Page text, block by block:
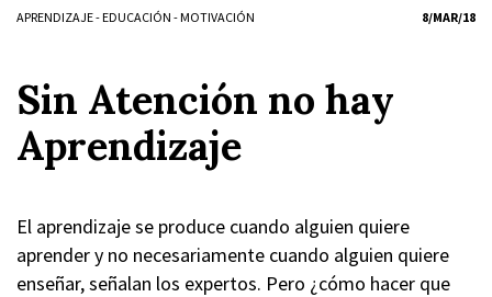
APRENDIZAJE-EDUCACIÓN -MOTIVACIÓN 8/MAR/18
Sin Atención no hay
Aprendizaje
El aprendizaje se produce cuando alguien quiere
aprender y no necesariamente cuando alguien quiere
enseñar, señalan los expertos. Pero ¿cómo hacer que